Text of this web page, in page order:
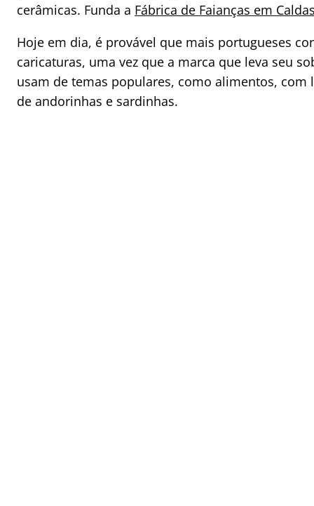
cerâmicas. Funda a Fábrica de Faianças em
Hoje em dia, é provável que mais portugueses
caricaturas, uma vez que a marca que leva seu
usam de temas populares, como alimentos,
de andorinhas e sardinhas.